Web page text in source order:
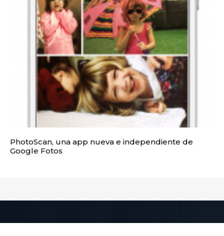
PhotoScan, una app nueva e independiente de
Google Fotos